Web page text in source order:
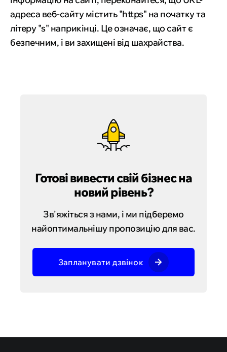
адреса веб-сайту містить "https" на початку та
літеру "s" наприкінці. Це означає, що сайт є
безпечним, і ви захищені від шахрайства.
Готові вивести свій бізнес на
новий рівень?
Зв'яжіться з нами, і ми підберемо
найоптимальнішу пропозицію для вас.
Запланувати дзвінок